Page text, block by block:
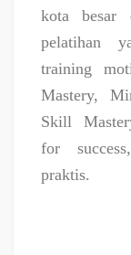
kota besar
pelatihan
training
Mastery,
Skill
for
praktis.